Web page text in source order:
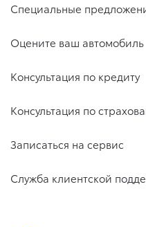
Специальные
Оцените ваш автомобиль
Консультация по кредиту
Консультация по
Записаться на сервис
Служба клиентской